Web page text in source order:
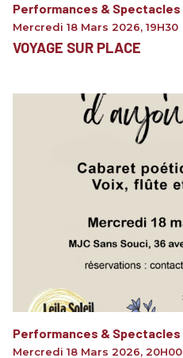
Performances & Spectacles
Mercredi 18 Mars 2026, 19H30
VOYAGE SUR PLACE
Performances & Spectacles
Mercredi 18 Mars 2026, 20H00